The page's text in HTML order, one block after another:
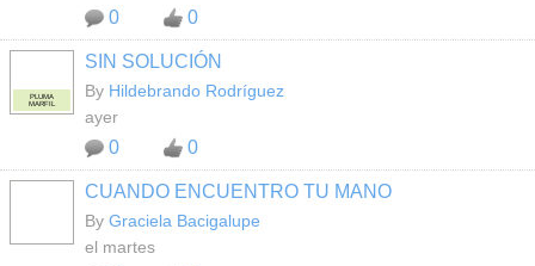
0 0
PLUMA
MARFIL
SIN SOLUCIÓN
By Hildebrando Rodríguez
ayer
0 0
CUANDO ENCUENTRO TU MANO
By Graciela Bacigalupe
el martes